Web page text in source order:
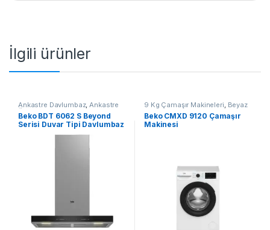
İlgili ürünler
Ankastre Davlumbaz,Ankastre
Ürünleri,Beyaz Eşya
Beko BDT 6062 S Beyond
Serisi Duvar Tipi Davlumbaz
9 Kg Çamaşır Makineleri, Beyaz
Eşya Çamaşır Makineleri
Beko CMXD 9120 Çamaşır
Makinesi